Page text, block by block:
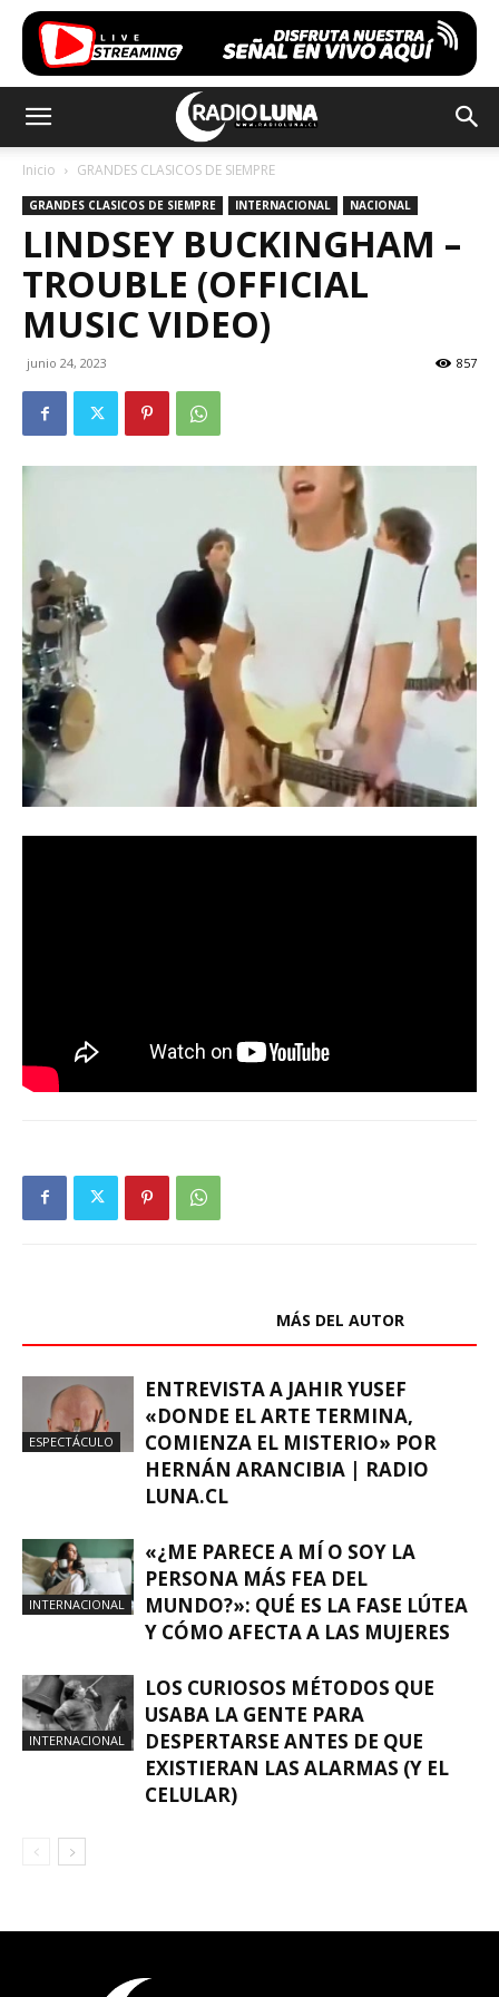
Inicio GRANDES CLASICOS DE SIEMPRE
GRANDES CLASICOS DE SIEMPRE INTERNACIONAL NACIONAL
LINDSEY BUCKINGHAM –
TROUBLE (OFFICIAL
MUSIC VIDEO)
junio 24, 2023 857
MÁS DEL AUTOR
ESPECTÁCULO
ENTREVISTA A JAHIR YUSEF
«DONDE EL ARTE TERMINA,
COMIENZA EL MISTERIO» POR
HERNÁN ARANCIBIA | RADIO
LUNA.CL
INTERNACIONAL
«¿ME PARECE A MÍ O SOY LA
PERSONA MÁS FEA DEL
MUNDO?»: QUÉ ES LA FASE LÚTEA
Y CÓMO AFECTA A LAS MUJERES
INTERNACIONAL
LOS CURIOSOS MÉTODOS QUE
USABA LA GENTE PARA
DESPERTARSE ANTES DE QUE
EXISTIERAN LAS ALARMAS (Y EL
CELULAR)